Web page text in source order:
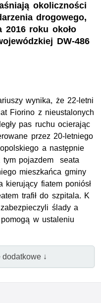
okoliczności
drogowego,
2016 roku około
DW-486
wynika, że 22-letni
Fiorino z nieustalonych
pas ruchu ocierając
przez 20-letniego
a następnie
tym pojazdem seata
mieszkańca gminy
kierujący fiatem poniósł
trafił do szpitala. K
ślady a
w ustaleniu
dodatkowe ↓